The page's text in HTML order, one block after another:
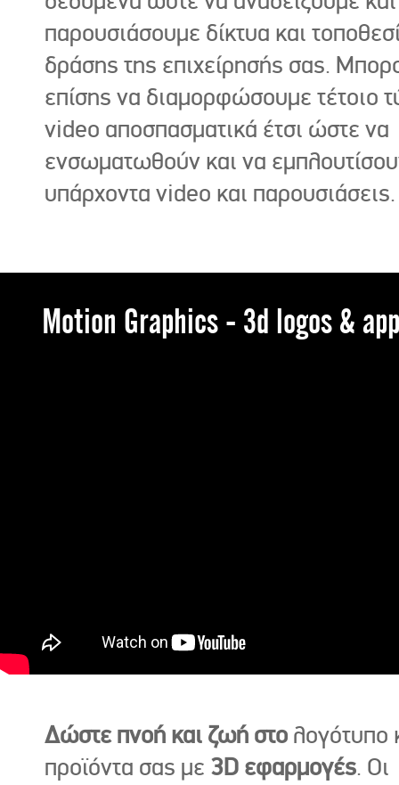
παρουσιάσουμε δίκτυα και
δράσης της επιχείρησής σας.
επίσης να διαμορφώσουμε τέτοιο
video αποσπασματικά έτσι ώστε να
ενσωματωθούν και να
υπάρχοντα video και παρουσιάσεις.
Motion Graphics - 3d logos &
Δώστε πνοή και ζωή στο λογότυπο
προϊόντα σας με 3D εφαρμογές. Οι